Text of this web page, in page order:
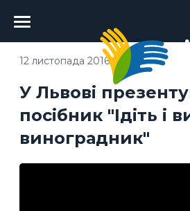
Головне
меню
У Львові
посібник "Ідіть і
виноградник"
12 листопада 2016